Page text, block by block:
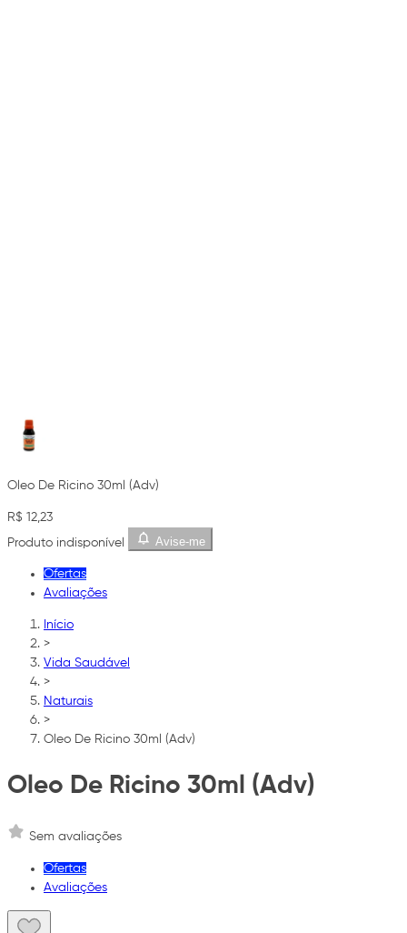
Oleo De Ricino 30ml (Adv)
R$ 12,23
Produto indisponível
Avise-me
Ofertas
Avaliações
Início
>
Vida Saudável
>
Naturais
>
Oleo De Ricino 30ml (Adv)
Oleo De Ricino 30ml (Adv)
Sem avaliações
Ofertas
Avaliações